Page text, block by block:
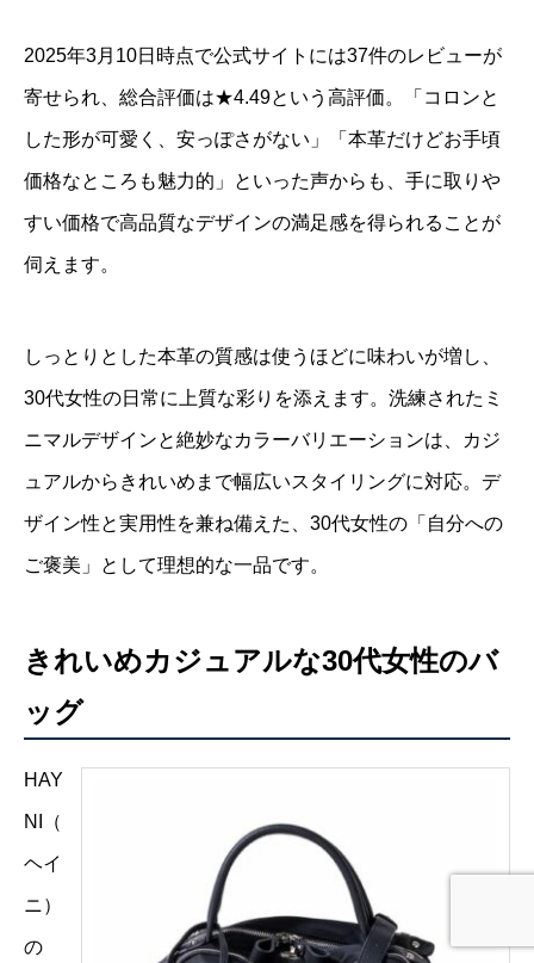
2025年3月10日時点で公式サイトには37件のレビューが
寄せられ、総合評価は★4.49という高評価。「コロンと
した形が可愛く、安っぽさがない」「本革だけどお手頃
価格なところも魅力的」といった声からも、手に取りや
すい価格で高品質なデザインの満足感を得られることが
伺えます。
しっとりとした本革の質感は使うほどに味わいが増し、
30代女性の日常に上質な彩りを添えます。洗練されたミ
ニマルデザインと絶妙なカラーバリエーションは、カジ
ュアルからきれいめまで幅広いスタイリングに対応。デ
ザイン性と実用性を兼ね備えた、30代女性の「自分への
ご褒美」として理想的な一品です。
きれいめカジュアルな30代女性のバ
ッグ
HAY
NI（
ヘイ
ニ）
の